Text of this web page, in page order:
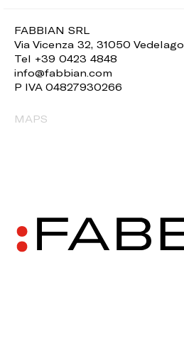
FABBIAN SRL
Via Vicenza 32, 31050 Vedelago
Tel +39 0423 4848
info@fabbian.com
P IVA 04827930266
MAPS